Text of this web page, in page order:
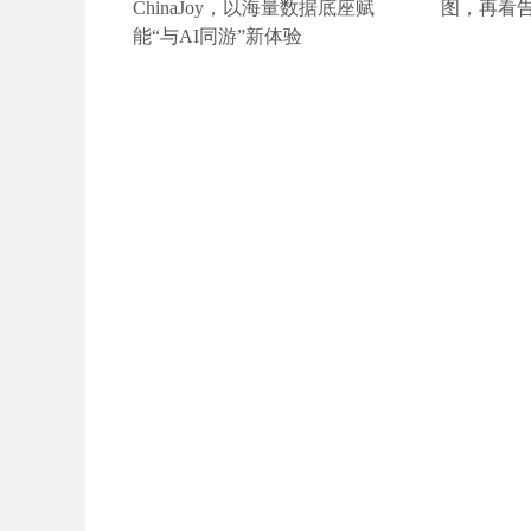
ChinaJoy，以海量数据底座赋
能“与AI同游”新体验
图，再看